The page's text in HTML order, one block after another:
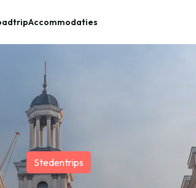
Accommodaties
Stedentrips